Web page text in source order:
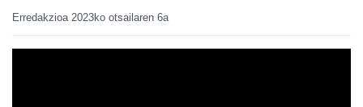
Erredakzioa 2023ko otsailaren 6a